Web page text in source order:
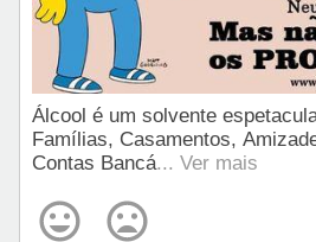
Álcool é um solvente
Famílias, Casamentos,
Contas Bancá... Ver mais